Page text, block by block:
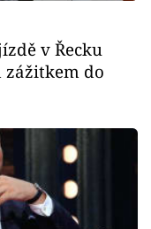
v Řecku
do